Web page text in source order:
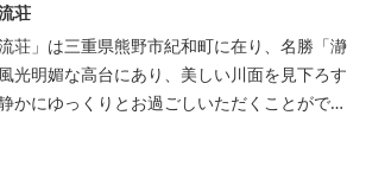
荘
荘」は三重県熊野市紀和町に在り、名勝「瀞
光明媚な高台にあり、美しい川面を見下ろす
かにゆっくりとお過ごしいただくことができ
、熊野本宮大社（熊野三山）、玉置神社が近